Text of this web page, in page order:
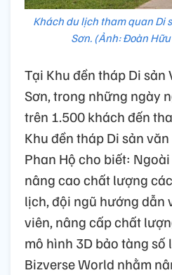
Khách du lịch tham quan Di
Sơn. (Ảnh: Đoàn
Tại Khu đền tháp Di
Sơn, trong những ngày
trên 1.500 khách đến
Khu đền tháp Di sản
Phan Hộ cho biết:
nâng cao chất lượng
lịch, đội ngũ hướng dẫn
viên, nâng cấp chất
mô hình 3D bảo tàng số
Bizverse World nhằm